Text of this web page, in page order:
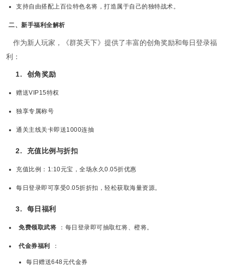
支持自由搭配上百位特色名将，打造属于自己的独特战术。
二、新手福利全解析
作为新人玩家，《群英天下》提供了丰富的创角奖励和每日登录福
利：
1. 创角奖励
赠送VIP15特权
独享专属称号
通关主线关卡即送1000连抽
2. 充值比例与折扣
充值比例：1:10元宝，全场永久0.05折优惠
每日登录即可享受0.05折折扣，轻松获取海量资源。
3. 每日福利
免费领取武将 ：每日登录即可抽取红将、橙将。
代金券福利 ：
每日赠送648元代金券